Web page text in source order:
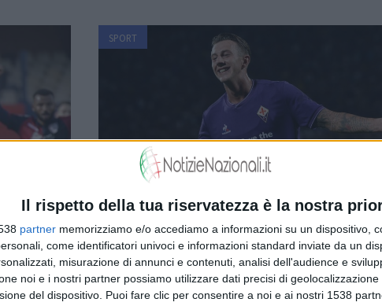
Il rispetto della tua riservatezza è la nostra
partner memorizziamo e/o accediamo a informazioni su un dispositivo,
come identificatori univoci e informazioni standard inviate da un
misurazione di annunci e contenuti, analisi dell'audience e
noi e i nostri partner possiamo utilizzare dati precisi di
del dispositivo. Puoi fare clic per consentire a noi e ai nostri 1538
SPORT
Calcio conclusa la diciottesima giornata